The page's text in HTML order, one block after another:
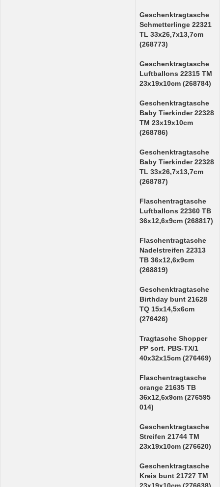
Geschenktragtasche
Schmetterlinge 22321
TL 33x26,7x13,7cm
(268773)
Geschenktragtasche
Luftballons 22315 TM
23x19x10cm (268784)
Geschenktragtasche
Baby Tierkinder 22328
TM 23x19x10cm
(268786)
Geschenktragtasche
Baby Tierkinder 22328
TL 33x26,7x13,7cm
(268787)
Flaschentragtasche
Luftballons 22360 TB
36x12,6x9cm (268817)
Flaschentragtasche
Nadelstreifen 22313
TB 36x12,6x9cm
(268819)
Geschenktragtasche
Birthday bunt 21628
TQ 15x14,5x6cm
(276426)
Tragtasche Shopper
PP sort. PBS-TX/1
40x32x15cm (276469)
Flaschentragtasche
orange 21635 TB
36x12,6x9cm (276595
014)
Geschenktragtasche
Streifen 21744 TM
23x19x10cm (276620)
Geschenktragtasche
Kreis bunt 21727 TM